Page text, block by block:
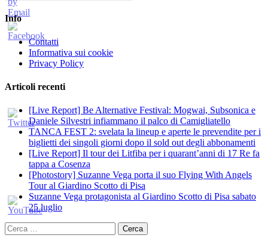
Info
Contatti
Informativa sui cookie
Privacy Policy
Articoli recenti
[Live Report] Be Alternative Festival: Mogwai, Subsonica e
Daniele Silvestri infiammano il palco di Camigliatello
TANCA FEST 2: svelata la lineup e aperte le prevendite per i
biglietti dei singoli giorni dopo il sold out degli abbonamenti
[Live Report] Il tour dei Litfiba per i quarant’anni di 17 Re fa
tappa a Cosenza
[Photostory] Suzanne Vega porta il suo Flying With Angels
Tour al Giardino Scotto di Pisa
Suzanne Vega protagonista al Giardino Scotto di Pisa sabato
25 luglio
Ricerca
per: